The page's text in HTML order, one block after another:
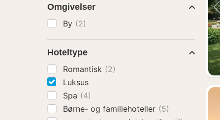
Omgivelser
By (2)
Hoteltype
Romantisk (2)
Luksus
Spa (4)
Børne- og familiehoteller (5)